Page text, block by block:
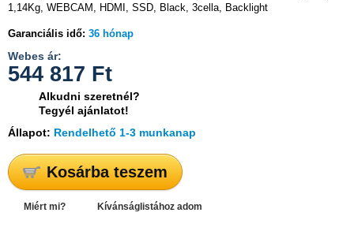
1,14Kg, WEBCAM, HDMI, SSD, Black, 3cella, Backlight
Garanciális idő: 36 hónap
Webes ár:
544 817 Ft
Alkudni szeretnél?
Tegyél ajánlatot!
Állapot: Rendelhető 1-3 munkanap
Kosárba teszem
Miért mi? Kívánságlistához adom